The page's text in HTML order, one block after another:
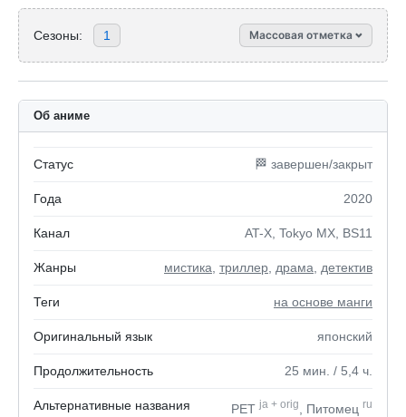
Сезоны: 1 Массовая отметка
Об аниме
Статус 🏁 завершен/закрыт
Года 2020
Канал AT-X, Tokyo MX, BS11
Жанры мистика триллер драма детектив
Теги на основе манги
Оригинальный язык японский
Продолжительность 25 мин. / 5,4 ч.
Альтернативные названия PETja + orig , Питомец ru